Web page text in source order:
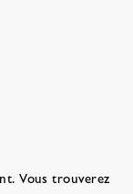
Vous trouverez